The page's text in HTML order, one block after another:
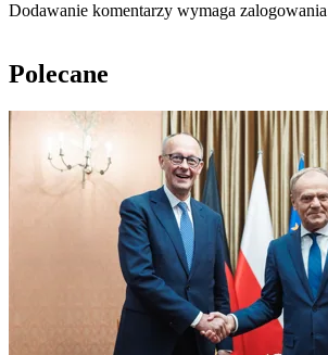
Dodawanie komentarzy wymaga
Polecane